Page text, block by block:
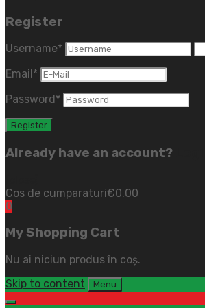
Register
Username*
Email *
Password *
Already have an account?
Cos de cumparaturi€0.00
0
My Shopping Cart
Nu ai niciun produs în coș.
Skip to content
Menu